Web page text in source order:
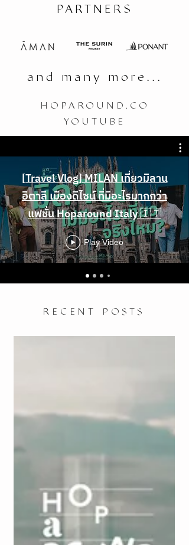
PARTNERS
and many more...
HOPAROUND.CO
YOUTUBE
[Travel Vlog] MILAN เที่ยวมิลาน
อิตาลี เมืองดีไซน์ ที่มีอะไรมากกว่า
แฟชั่น Hoparound Italy 🇮🇹
Play Video
RECENT POSTS